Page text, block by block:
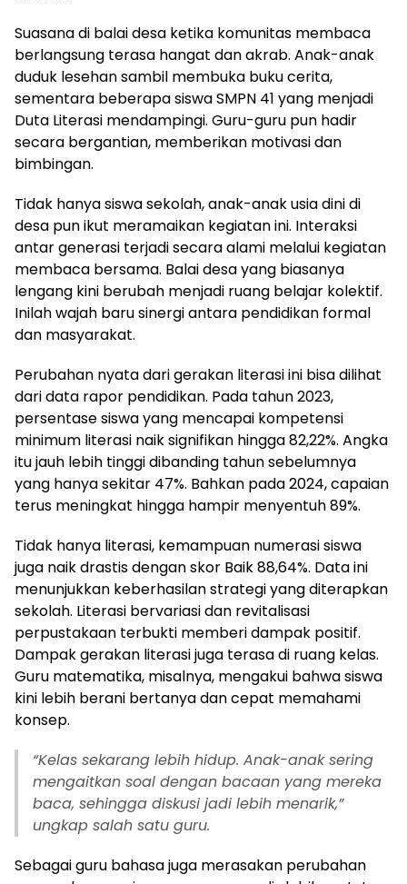
Suasana di balai desa ketika komunitas membaca
berlangsung terasa hangat dan akrab. Anak-anak
duduk lesehan sambil membuka buku cerita,
sementara beberapa siswa SMPN 41 yang menjadi
Duta Literasi mendampingi. Guru-guru pun hadir
secara bergantian, memberikan motivasi dan
bimbingan.
Tidak hanya siswa sekolah, anak-anak usia dini di
desa pun ikut meramaikan kegiatan ini. Interaksi
antar generasi terjadi secara alami melalui kegiatan
membaca bersama. Balai desa yang biasanya
lengang kini berubah menjadi ruang belajar kolektif.
Inilah wajah baru sinergi antara pendidikan formal
dan masyarakat.
Perubahan nyata dari gerakan literasi ini bisa dilihat
dari data rapor pendidikan. Pada tahun 2023,
persentase siswa yang mencapai kompetensi
minimum literasi naik signifikan hingga 82,22%. Angka
itu jauh lebih tinggi dibanding tahun sebelumnya
yang hanya sekitar 47%. Bahkan pada 2024, capaian
terus meningkat hingga hampir menyentuh 89%.
Tidak hanya literasi, kemampuan numerasi siswa
juga naik drastis dengan skor Baik 88,64%. Data ini
menunjukkan keberhasilan strategi yang diterapkan
sekolah. Literasi bervariasi dan revitalisasi
perpustakaan terbukti memberi dampak positif.
Dampak gerakan literasi juga terasa di ruang kelas.
Guru matematika, misalnya, mengakui bahwa siswa
kini lebih berani bertanya dan cepat memahami
konsep.
“Kelas sekarang lebih hidup. Anak-anak sering
mengaitkan soal dengan bacaan yang mereka
baca, sehingga diskusi jadi lebih menarik,”
ungkap salah satu guru.
Sebagai guru bahasa juga merasakan perubahan